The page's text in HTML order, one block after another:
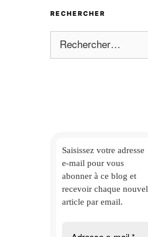
RECHERCHER
Saisissez votre adresse
e-mail pour vous
abonner à ce blog et
recevoir chaque nouvel
article par email.